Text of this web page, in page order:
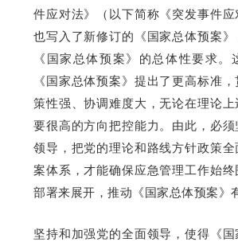
件应对法》（以下简称《突发事件应
也写入了新修订的《国家总体预案
《国家总体预案》的总体性要求。
《国家总体预案》提出了更高标准
策性强、协调难度大，无论在理论
要很高的方向把控能力。由此，必
领导，把党的理论和路线方针政策
案体系，才能确保应急管理工作始
部署来展开，推动《国家总体预案》
坚持和加强党的全面领导，使得《